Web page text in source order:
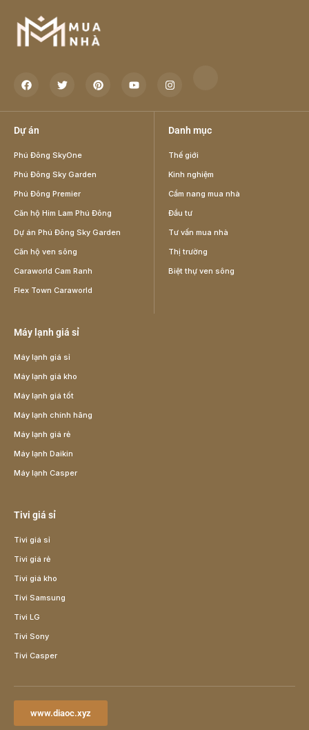
Dự án
Phú Đông SkyOne
Phú Đông Sky Garden
Phú Đông Premier
Căn hộ Him Lam Phú Đông
Dự án Phú Đông Sky Garden
Căn hộ ven sông
Caraworld Cam Ranh
Flex Town Caraworld
Danh mục
Thế giới
Kinh nghiệm
Cẩm nang mua nhà
Đầu tư
Tư vấn mua nhà
Thị trường
Biệt thự ven sông
Máy lạnh giá sỉ
Máy lạnh giá sỉ
Máy lạnh giá kho
Máy lạnh giá tốt
Máy lạnh chính hãng
Máy lạnh giá rẻ
Máy lạnh Daikin
Máy lạnh Casper
Tivi giá sỉ
Tivi giá sỉ
Tivi giá rẻ
Tivi giá kho
Tivi Samsung
Tivi LG
Tivi Sony
Tivi Casper
www.diaoc.xyz